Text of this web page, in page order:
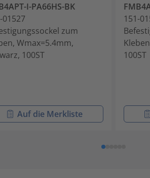
I-PA66HS-BK
01527
zum
Wmax=5.4mm,
100ST
Auf die Merkliste
151-
100ST